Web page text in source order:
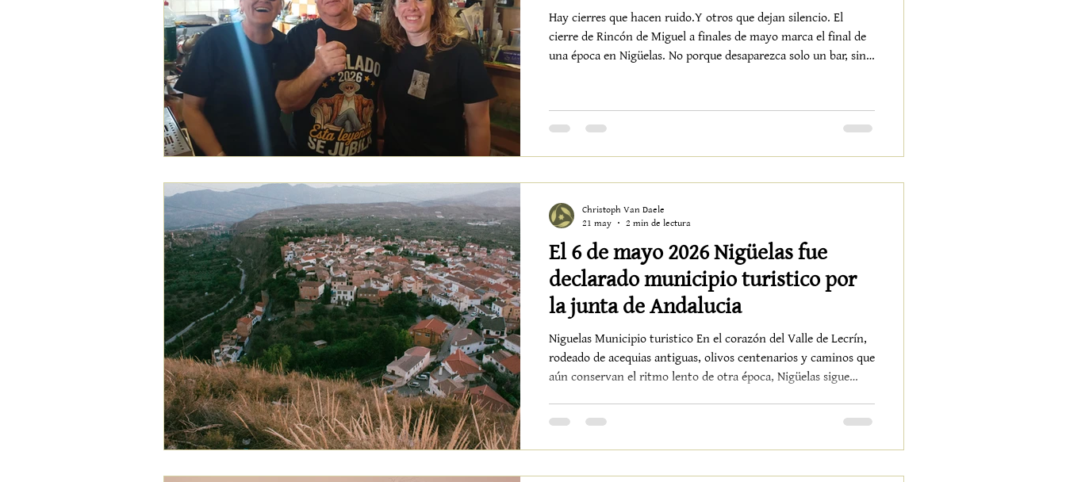
Hay cierres que hacen ruido.Y otros que dejan silencio. El
cierre de Rincón de Miguel a finales de mayo marca el final de
una época en Nigüelas. No porque desaparezca solo un bar, sino
tapa. Un sitio de pueblo, auténtico, imperfecto y humano, de
los que ya casi no nacen. Con su tipico primera de tortillas con
El 6 de mayo 2026 Nigüelas fue
declarado municipio turistico por
la junta de Andalucia
Niguelas Municipio turistico En el corazón del Valle de Lecrín,
rodeado de acequias antiguas, olivos centenarios y caminos que
aún conservan el ritmo lento de otra época, Nigüelas sigue
consciente, sostenible y humano. La declaración de Municipio
sobre todo, una declaración de identidad. Una forma de decir
Christoph Van Daele
21 may
2 min de lectura